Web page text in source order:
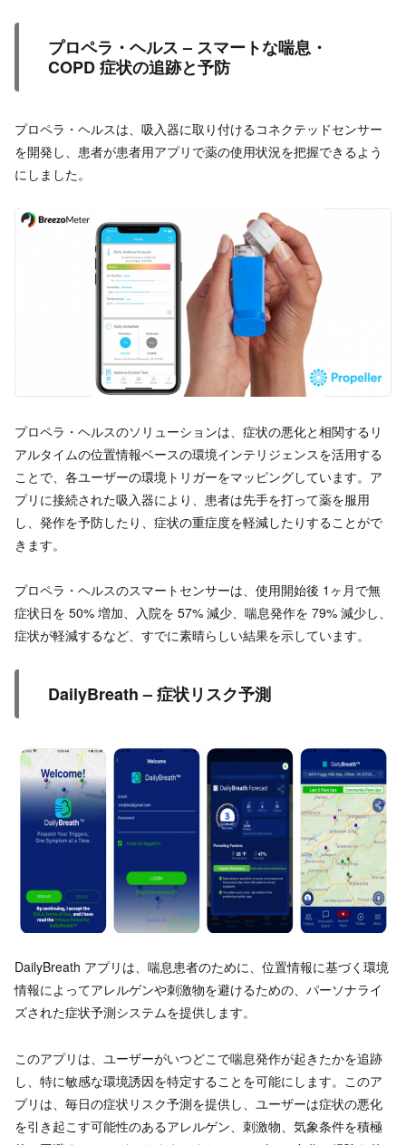
プロペラ・ヘルス – スマートな喘息・
COPD 症状の追跡と予防
プロペラ・ヘルスは、吸入器に取り付けるコネクテッドセンサー
を開発し、患者が患者用アプリで薬の使用状況を把握できるよう
にしました。
プロペラ・ヘルスのソリューションは、症状の悪化と相関するリ
アルタイムの位置情報ベースの環境インテリジェンスを活用する
ことで、各ユーザーの環境トリガーをマッピングしています。ア
プリに接続された吸入器により、患者は先手を打って薬を服用
し、発作を予防したり、症状の重症度を軽減したりすることがで
きます。
プロペラ・ヘルスのスマートセンサーは、使用開始後 1ヶ月で無
症状日を 50% 増加、入院を 57% 減少、喘息発作を 79% 減少し、
症状が軽減するなど、すでに素晴らしい結果を示しています。
DailyBreath – 症状リスク予測
DailyBreath アプリは、喘息患者のために、位置情報に基づく環境
情報によってアレルゲンや刺激物を避けるための、パーソナライ
ズされた症状予測システムを提供します。
このアプリは、ユーザーがいつどこで喘息発作が起きたかを追跡
し、特に敏感な環境誘因を特定することを可能にします。このア
プリは、毎日の症状リスク予測を提供し、ユーザーは症状の悪化
を引き起こす可能性のあるアレルゲン、刺激物、気象条件を積極